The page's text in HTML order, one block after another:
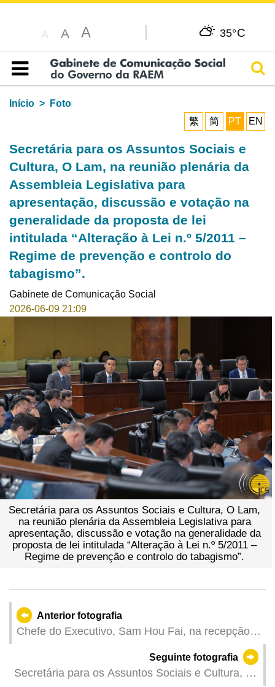
A A A 35°C
Índice
Início
Foto
繁
简 PT EN
Secretária para os Assuntos Sociais e
Cultura, O Lam, na reunião plenária da
Assembleia Legislativa para
apresentação, discussão e votação na
generalidade da proposta de lei
intitulada “Alteração à Lei n.º 5/2011 –
Regime de prevenção e controlo do
tabagismo”.
Gabinete de Comunicação Social
2026-06-09 21:09
Secretária para os Assuntos Sociais e Cultura, O Lam,
na reunião plenária da Assembleia Legislativa para
apresentação, discussão e votação na generalidade da
proposta de lei intitulada “Alteração à Lei n.º 5/2011 –
Regime de prevenção e controlo do tabagismo”.
Anterior fotografia
Chefe do Executivo, Sam Hou Fai, na recepção
Comunidades Portuguesas.Seguinte fotografia
Secretária para os Assuntos Sociais e Cultura, O